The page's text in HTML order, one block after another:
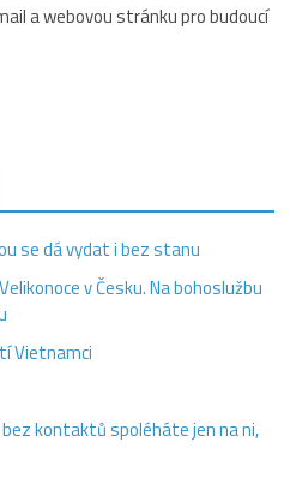
a webovou stránku pro budoucí
se dá vydat i bez stanu
v Česku. Na bohoslužbu
Vietnamci
kontaktů spoléháte jen na ni,